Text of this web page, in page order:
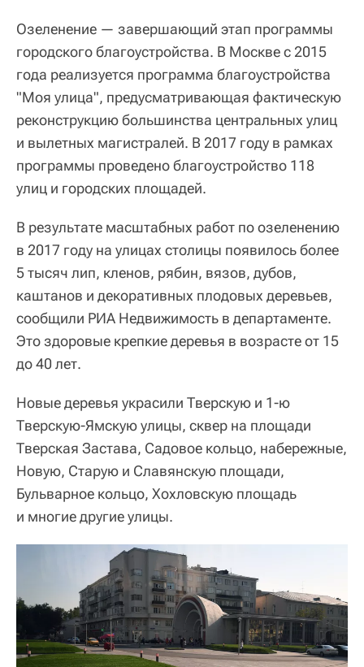
Озеленение — завершающий этап программы
городского благоустройства. В Москве с 2015
года реализуется программа благоустройства
"Моя улица", предусматривающая фактическую
реконструкцию большинства центральных улиц
и вылетных магистралей. В 2017 году в рамках
программы проведено благоустройство 118
улиц и городских площадей.
В результате масштабных работ по озеленению
в 2017 году на улицах столицы появилось более
5 тысяч лип, кленов, рябин, вязов, дубов,
каштанов и декоративных плодовых деревьев,
сообщили РИА Недвижимость в департаменте.
Это здоровые крепкие деревья в возрасте от 15
до 40 лет.
Новые деревья украсили Тверскую и 1-ю
Тверскую-Ямскую улицы, сквер на площади
Тверская Застава, Садовое кольцо, набережные,
Новую, Старую и Славянскую площади,
Бульварное кольцо, Хохловскую площадь
и многие другие улицы.